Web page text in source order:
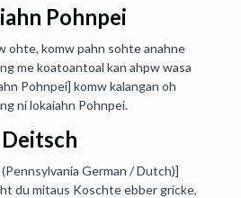
Pohnpei
ohte, komw pahn sohte anahne
me koatoantoal kan ahpw wasa
Pohnpei] komw kalangan oh
ni lokaiahn Pohnpei.
Deitsch
German / Dutch)]
du mitaus Koschte ebber gricke,